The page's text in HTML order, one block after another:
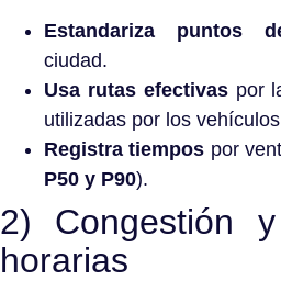
Estandariza puntos
ciudad.
Usa rutas efectivaspor
utilizadas por los
Registra tiempos por
P50 y P90).
2) Congestión
horarias